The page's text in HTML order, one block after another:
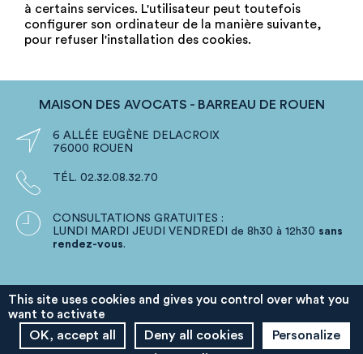
à certains services. L'utilisateur peut toutefois
configurer son ordinateur de la manière suivante,
pour refuser l'installation des cookies.
MAISON DES AVOCATS - BARREAU DE ROUEN

6 ALLÉE EUGÈNE DELACROIX
76000 ROUEN
 TÉL. 02.32.08.32.70

CONSULTATIONS GRATUITES :
LUNDI MARDI JEUDI VENDREDI de 8h30 à 12h30 sans
rendez-vous.

LE BÂTONNIER DE ROUEN
Franck LANGLOIS
This site uses cookies and gives you control over what you
want to activate
OK, accept all Deny all cookies Personalize